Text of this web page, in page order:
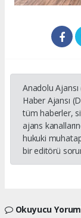
Anadolu
Haber Ajansı
tüm haberler,
ajans
hukuki
bir editörü
Okuyucu